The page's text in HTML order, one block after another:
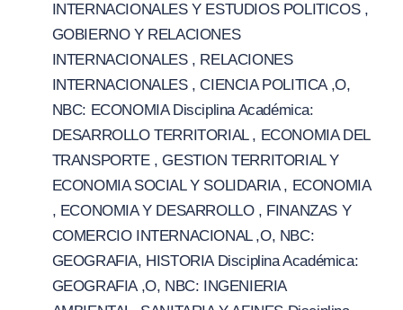
INTERNACIONALES Y ESTUDIOS POLITICOS ,
GOBIERNO Y RELACIONES
INTERNACIONALES , RELACIONES
INTERNACIONALES , CIENCIA POLITICA ,O,
NBC: ECONOMIA Disciplina Académica:
DESARROLLO TERRITORIAL , ECONOMIA DEL
TRANSPORTE , GESTION TERRITORIAL Y
ECONOMIA SOCIAL Y SOLIDARIA , ECONOMIA
, ECONOMIA Y DESARROLLO , FINANZAS Y
COMERCIO INTERNACIONAL ,O, NBC:
GEOGRAFIA, HISTORIA Disciplina Académica:
GEOGRAFIA ,O, NBC: INGENIERIA